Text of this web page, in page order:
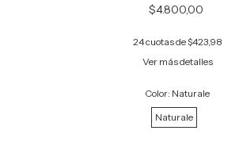
$4.800,00
24cuotas de$423,98
Ver más detalles
Color: Naturale
Naturale